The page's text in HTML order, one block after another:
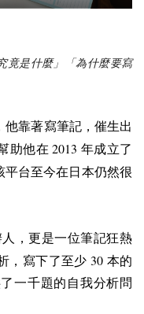
竟是什麼」「為什麼要寫
他靠著寫筆記，催生出
助他在 2013 年成立了
平台至今在日本仍然很
，更是一位筆記狂熱
，寫下了至少30 本的
一千題的自我分析問